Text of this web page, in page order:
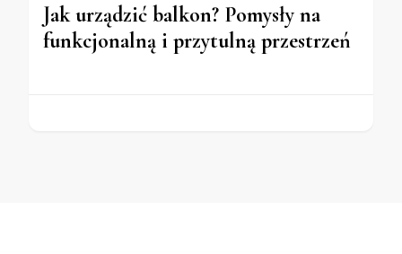
Jak urządzić balkon? Pomysły na
funkcjonalną i przytulną przestrzeń